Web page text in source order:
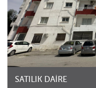
SATILIK DAİRE